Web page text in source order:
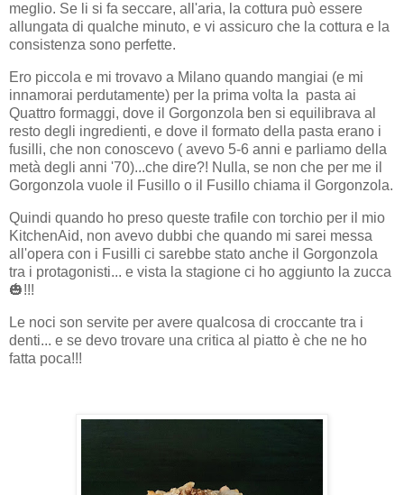
meglio. Se li si fa seccare, all'aria, la cottura può essere
allungata di qualche minuto, e vi assicuro che la cottura e la
consistenza sono perfette.
Ero piccola e mi trovavo a Milano quando mangiai (e mi
innamorai perdutamente) per la prima volta la pasta ai
Quattro formaggi, dove il Gorgonzola ben si equilibrava al
resto degli ingredienti, e dove il formato della pasta erano i
fusilli, che non conoscevo ( avevo 5-6 anni e parliamo della
metà degli anni '70)...che dire?! Nulla, se non che per me il
Gorgonzola vuole il Fusillo o il Fusillo chiama il Gorgonzola.
Quindi quando ho preso queste trafile con torchio per il mio
KitchenAid, non avevo dubbi che quando mi sarei messa
all'opera con i Fusilli ci sarebbe stato anche il Gorgonzola
tra i protagonisti... e vista la stagione ci ho aggiunto la zucca
🎃!!!
Le noci son servite per avere qualcosa di croccante tra i
denti... e se devo trovare una critica al piatto è che ne ho
fatta poca!!!